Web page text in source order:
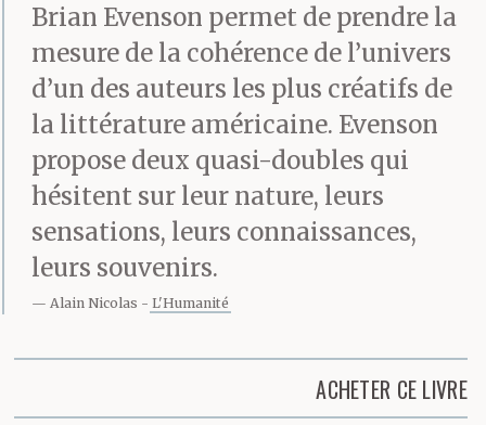
Brian Evenson permet de prendre la
mesure de la cohérence de l’univers
d’un des auteurs les plus créatifs de
la littérature américaine. Evenson
propose deux quasi-doubles qui
hésitent sur leur nature, leurs
sensations, leurs connaissances,
leurs souvenirs.
Alain Nicolas L'Humanité
ACHETER CE LIVRE